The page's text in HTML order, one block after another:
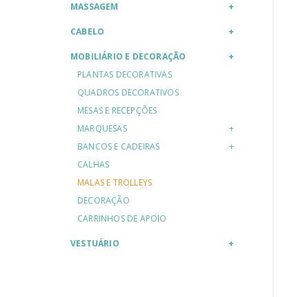
MASSAGEM
CABELO
MOBILIÁRIO E DECORAÇÃO
PLANTAS DECORATIVAS
QUADROS DECORATIVOS
MESAS E RECEPÇÕES
MARQUESAS
BANCOS E CADEIRAS
CALHAS
MALAS E TROLLEYS
DECORAÇÃO
CARRINHOS DE APOIO
VESTUÁRIO